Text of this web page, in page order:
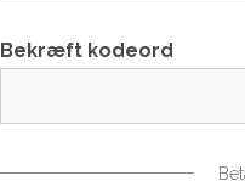
Bekræft kodeord